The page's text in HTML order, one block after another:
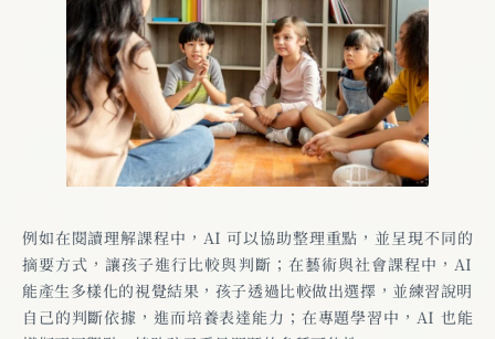
例如在閱讀理解課程中，AI 可以協助整理重點，並呈現不同的
摘要方式，讓孩子進行比較與判斷；在藝術與社會課程中，AI
能產生多樣化的視覺結果，孩子透過比較做出選擇，並練習說明
自己的判斷依據，進而培養表達能力；在專題學習中，AI 也能